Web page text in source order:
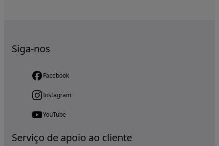
Siga-nos
Facebook
Instagram
YouTube
Serviço de apoio ao cliente